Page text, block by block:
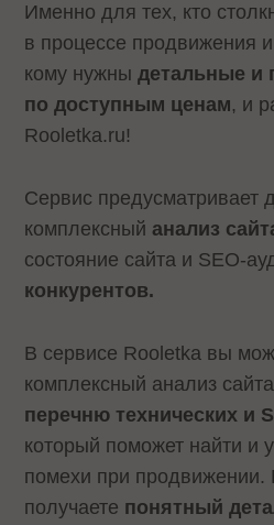
Именно для тех, кто
в процессе продвижения
кому нужныдетальные и
по доступным ценам, и
Rooletka.ru!
Сервис предусматривает
комплексный анализ
состояние сайта и SEO-
конкурентов.
В сервисе Rooletka вы
комплексный анализ
перечню технических и
который поможет найти и
помехи при продвижении.
получаете понятный